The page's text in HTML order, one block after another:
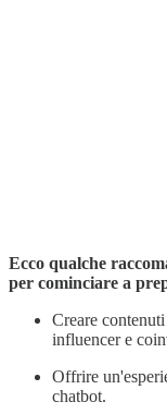
Ecco qualche
per cominciare a
Creare
influencer e
Offrire
chatbot.